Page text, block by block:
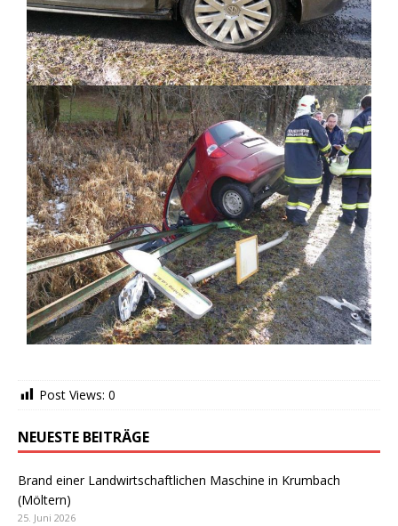
Post Views: 0
NEUESTE BEITRÄGE
Brand einer Landwirtschaftlichen Maschine in Krumbach
(Möltern)
25. Juni 2026